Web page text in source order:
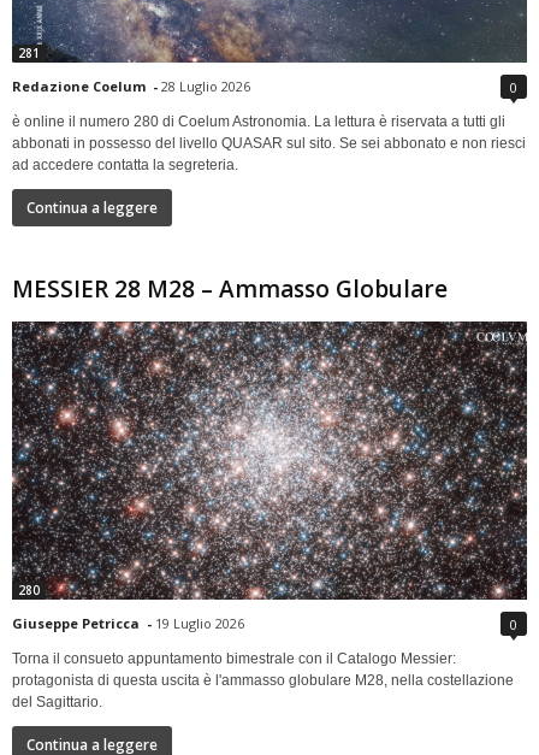
281
Redazione Coelum - 28 Luglio 2026 0
è online il numero 280 di Coelum Astronomia. La lettura è riservata a tutti gli
abbonati in possesso del livello QUASAR sul sito. Se sei abbonato e non riesci
ad accedere contatta la segreteria.
Continua a leggere
MESSIER 28 M28 – Ammasso Globulare
280
Giuseppe Petricca - 19 Luglio 2026 0
Torna il consueto appuntamento bimestrale con il Catalogo Messier:
protagonista di questa uscita è l'ammasso globulare M28, nella costellazione
del Sagittario.
Continua a leggere